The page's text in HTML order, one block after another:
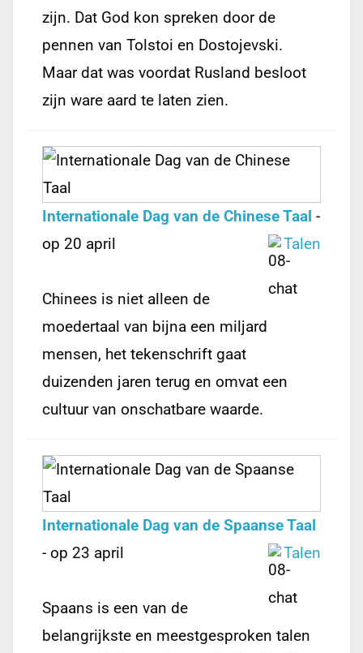
zijn. Dat God kon spreken door de
pennen van Tolstoi en Dostojevski.
Maar dat was voordat Rusland besloot
zijn ware aard te laten zien.
Internationale Dag van de Chinese Taal -
op 20 april
Talen
Chinees is niet alleen de
moedertaal van bijna een miljard
mensen, het tekenschrift gaat
duizenden jaren terug en omvat een
cultuur van onschatbare waarde.
Internationale Dag van de Spaanse Taal
- op 23 april
Talen
Spaans is een van de
belangrijkste en meestgesproken talen